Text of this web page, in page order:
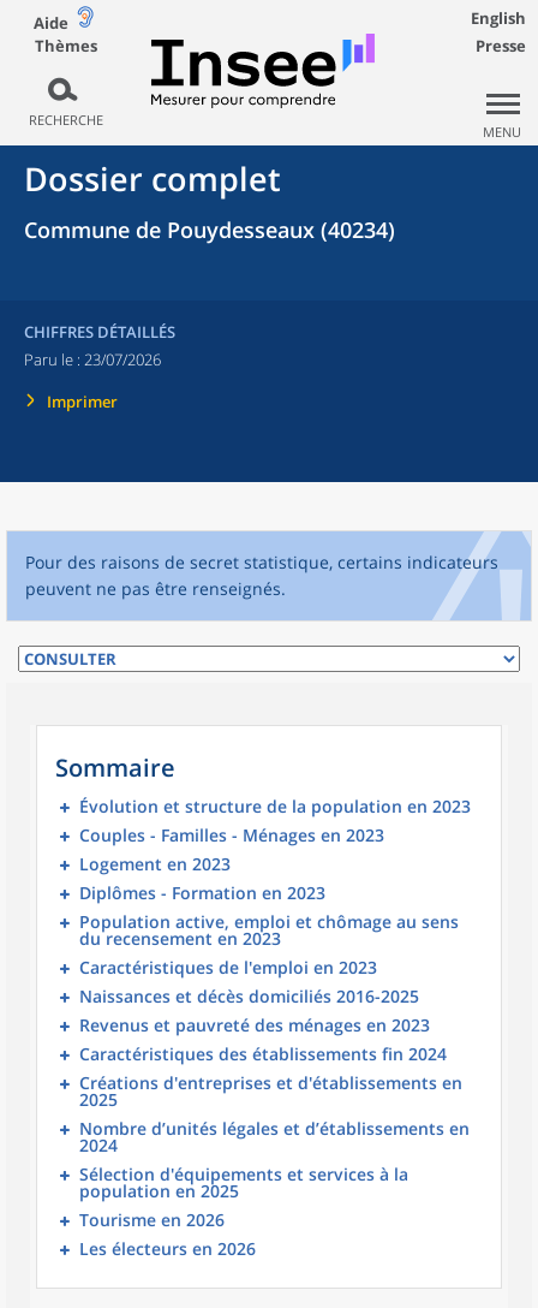
Aide
Thèmes
RECHERCHE
English
Presse
MENU
Dossier complet
Commune de Pouydesseaux (40234)
CHIFFRES DÉTAILLÉS
Paru le : 23/07/2026
Imprimer
Pour des raisons de secret statistique, certains indicateurs
peuvent ne pas être renseignés.
Sommaire
Évolution et structure de la population en 2023
Couples - Familles - Ménages en 2023
Logement en 2023
Diplômes - Formation en 2023
Population active, emploi et chômage au sens
du recensement en 2023
Caractéristiques de l'emploi en 2023
Naissances et décès domiciliés 2016-2025
Revenus et pauvreté des ménages en 2023
Caractéristiques des établissements fin 2024
Créations d'entreprises et d'établissements en
2025
Nombre d’unités légales et d’établissements en
2024
Sélection d'équipements et services à la
population en 2025
Tourisme en 2026
Les électeurs en 2026